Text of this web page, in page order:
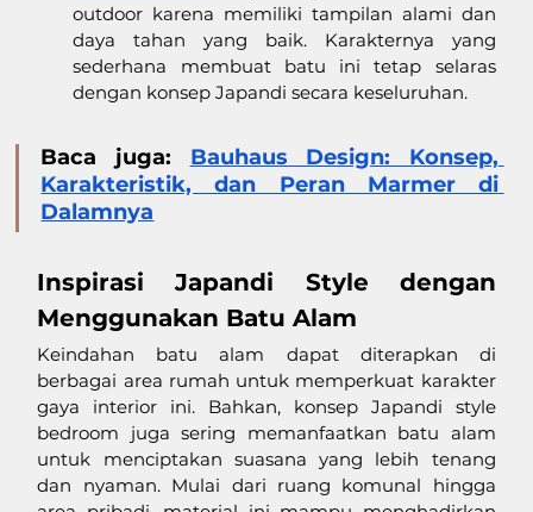
outdoor karena memiliki tampilan alami dan
daya tahan yang baik. Karakternya yang
sederhana membuat batu ini tetap selaras
dengan konsep Japandi secara keseluruhan.
Baca juga: Bauhaus Design: Konsep,
Karakteristik, dan Peran Marmer di
Dalamnya
Inspirasi Japandi Style dengan
Menggunakan Batu Alam
Keindahan batu alam dapat diterapkan di
berbagai area rumah untuk memperkuat karakter
gaya interior ini. Bahkan, konsep Japandi style
bedroom juga sering memanfaatkan batu alam
untuk menciptakan suasana yang lebih tenang
dan nyaman. Mulai dari ruang komunal hingga